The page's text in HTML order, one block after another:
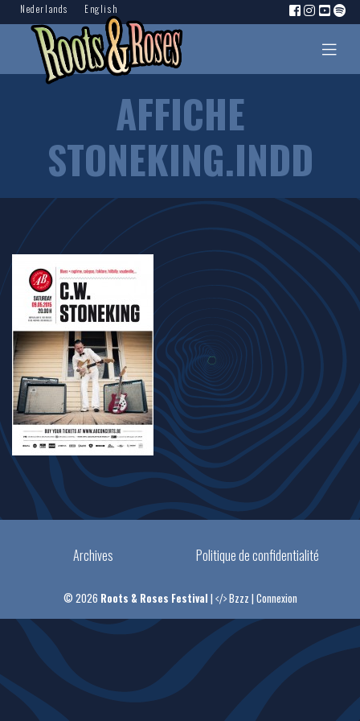
Nederlands English
AFFICHE
STONEKING.INDD
Archives Politique de confidentialité
© 2026 Roots & Roses Festival | Bzzz | Connexion